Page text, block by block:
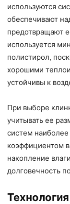
используются
обеспечивают
предотвращают
используется
полистирол,
хорошими
устойчивы к
При выборе
учитывать ее
систем наиболее
коэффициентом
накопление
долговечность